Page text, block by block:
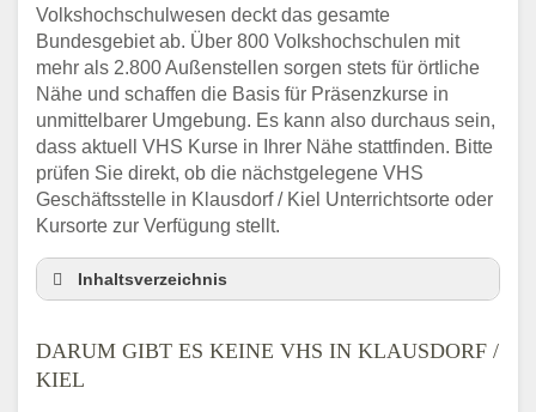
Volkshochschulwesen deckt das gesamte
Bundesgebiet ab. Über 800 Volkshochschulen mit
mehr als 2.800 Außenstellen sorgen stets für örtliche
Nähe und schaffen die Basis für Präsenzkurse in
unmittelbarer Umgebung. Es kann also durchaus sein,
dass aktuell VHS Kurse in Ihrer Nähe stattfinden. Bitte
prüfen Sie direkt, ob die nächstgelegene VHS
Geschäftsstelle in Klausdorf / Kiel Unterrichtsorte oder
Kursorte zur Verfügung stellt.
Inhaltsverzeichnis
3 schnelle Tipps
DARUM GIBT ES KEINE VHS IN KLAUSDORF /
KIEL